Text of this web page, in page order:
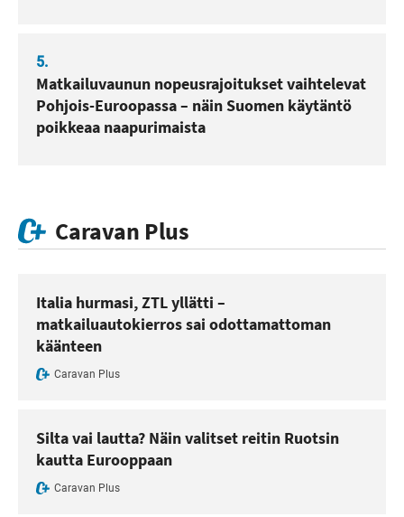
5.
Matkailuvaunun nopeusrajoitukset vaihtelevat
Pohjois-Euroopassa – näin Suomen käytäntö
poikkeaa naapurimaista
Caravan Plus
Italia hurmasi, ZTL yllätti –
matkailuautokierros sai odottamattoman
käänteen
Caravan Plus
Silta vai lautta? Näin valitset reitin Ruotsin
kautta Eurooppaan
Caravan Plus